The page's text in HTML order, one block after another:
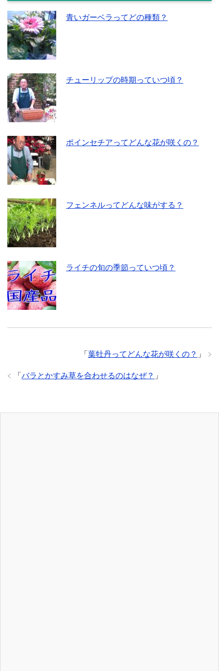
青いガーベラってどの種類？
チューリップの時期っていつ頃？
ポインセチアってどんな花が咲くの？
フェンネルってどんな味がする？
ライチの旬の季節っていつ頃？
「 葉牡丹ってどんな花が咲くの？ 」
「 バラとかすみ草を合わせるのはなぜ？ 」